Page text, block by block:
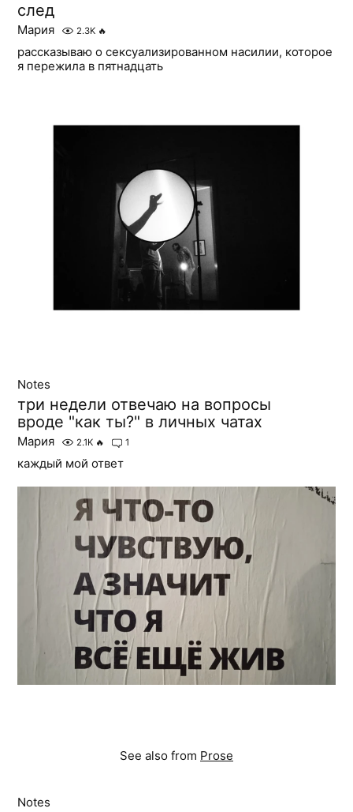
след
Мария 2.3K 🔥
рассказываю о сексуализированном насилии, которое
я пережила в пятнадцать
Notes
три недели отвечаю на вопросы
вроде "как ты?" в личных чатах
Мария 2.1K 🔥 1
каждый мой ответ
See also from Prose
Notes